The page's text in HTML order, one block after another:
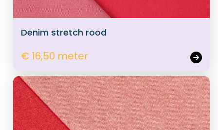
Denim stretch rood
€ 16,50 meter